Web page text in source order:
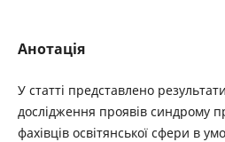
Анотація
У статті представлено
дослідження проявів синдрому
­фахівців освітянської сфери в